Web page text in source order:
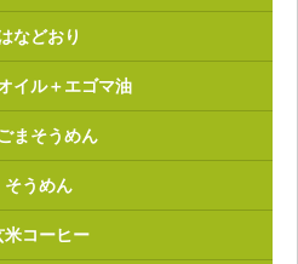
などおり
イル＋エゴマ油
まそうめん
そうめん
米コーヒー